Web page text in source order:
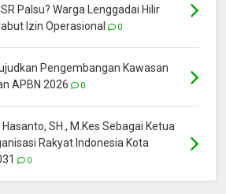
Palsu? Warga Lenggadai Hilir
Izin Operasional
0
Pengembangan Kawasan
APBN 2026
0
SH., M.Kes Sebagai Ketua
Rakyat Indonesia Kota
0